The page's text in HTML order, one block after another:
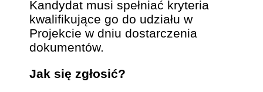
Kandydat musi spełniać kryteria
kwalifikujące go do udziału w
Projekcie w dniu dostarczenia
dokumentów.
Jak się zgłosić?